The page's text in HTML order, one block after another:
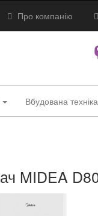
Про компанію
Вбудована техніка
MIDEA